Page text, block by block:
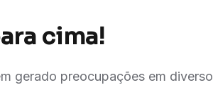
cima!
gerado preocupações em